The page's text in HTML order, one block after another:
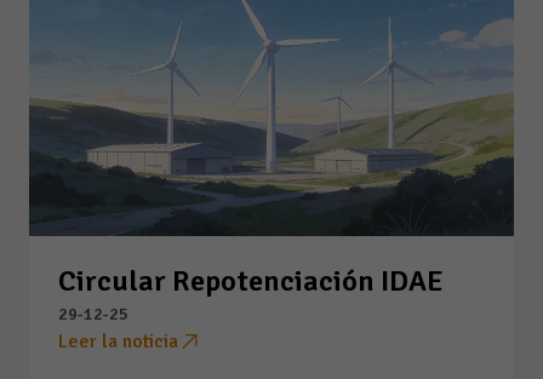
Circular Repotenciación IDAE
29-12-25
Leer la noticia